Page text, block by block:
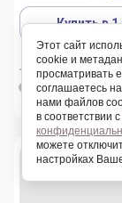
Купить в 1
К сравнению
В избранное
Этот сайт
cookie и
просматривать
соглашаетесь
нами файлов
в соответствии с
можете
настройках